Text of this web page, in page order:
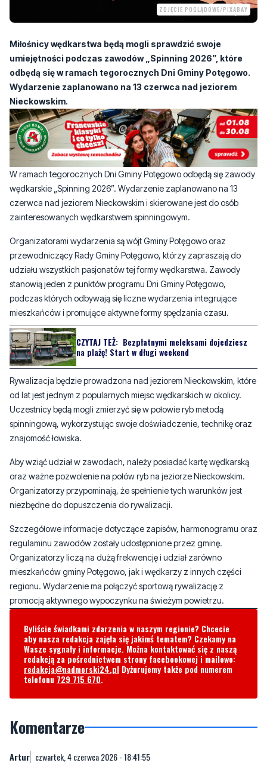
Miłośnicy wędkarstwa będą mogli sprawdzić swoje
umiejętności podczas zawodów „Spinning 2026”, które
Wydarzenie zaplanowano na 13 czerwca nad jeziorem
Nieckowskim.
W ramach tegorocznych Dni Gminy Potęgowo odbędą się zawody
wędkarskie „Spinning 2026”. Wydarzenie zaplanowano na 13
czerwca nad jeziorem Nieckowskim i skierowane jest do osób
zainteresowanych wędkarstwem spinningowym.
Organizatorami wydarzenia są wójt Gminy Potęgowo oraz
przewodniczący Rady Gminy Potęgowo, którzy zapraszają do
stanowią jeden z punktów programu Dni Gminy Potęgowo,
podczas których odbywają się liczne wydarzenia integrujące
mieszkańców i promujące aktywne formy spędzania czasu.
CZYTAJ TEŻ: Bezpłatnymi meleksami dojedziesz
na plażę! Start w długi weekend
Rywalizacja będzie prowadzona nad jeziorem Nieckowskim, które
od lat jest jednym z popularnych miejsc wędkarskich w okolicy.
Uczestnicy będą mogli zmierzyć się w połowie ryb metodą
spinningową, wykorzystując swoje doświadczenie, technikę oraz
znajomość łowiska.
Aby wziąć udział w zawodach, należy posiadać kartę wędkarską
oraz ważne pozwolenie na połów ryb na jeziorze Nieckowskim.
niezbędne do dopuszczenia do rywalizacji.
Szczegółowe informacje dotyczące zapisów, harmonogramu oraz
regulaminu zawodów zostały udostępnione przez gminę.
mieszkańców gminy Potęgowo, jak i wędkarzy z innych części
regionu. Wydarzenie ma połączyć sportową rywalizację z
promocją aktywnego wypoczynku na świeżym powietrzu.
Byliście świadkami zdarzenia w naszym regionie? Chcecie
aby nasza redakcja zajęła się jakimś tematem? Czekamy na
Wasze sygnały i informacje. Można kontaktować się z naszą
redakcja@nadmorski24.plDyżurujemy także pod numerem
telefonu729 715 670.
Komentarze
Jacy to wędkarze? To pozerzy którzy kosztem ryb lansują sprzęt i
spokój , cisza i cieszenie się naturą a nie wyścigi...